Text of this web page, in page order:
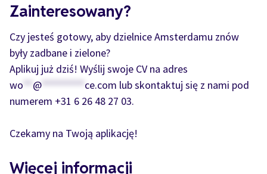
Zainteresowany?
Czy jesteś gotowy, aby dzielnice Amsterdamu znów
były zadbane i zielone?
Aplikuj już dziś! Wyślij swoje CV na adres
wo ** @********* ce.com lub skontaktuj się z nami pod
numerem +31 6 26 48 27 03.
Czekamy na Twoją aplikację!
Więcej informacji